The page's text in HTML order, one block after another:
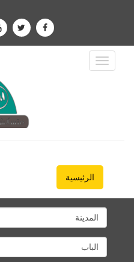
Toggle
Navigation
الرئيسية